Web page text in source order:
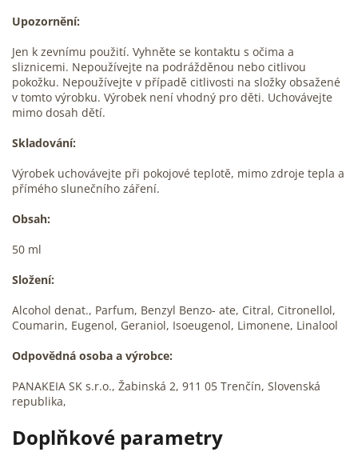
Upozornění:
Jen k zevnímu použití. Vyhněte se kontaktu s očima a
sliznicemi. Nepoužívejte na podrážděnou nebo citlivou
pokožku. Nepoužívejte v případě citlivosti na složky obsažené
v tomto výrobku. Výrobek není vhodný pro děti. Uchovávejte
mimo dosah dětí.
Skladování:
Výrobek uchovávejte při pokojové teplotě, mimo zdroje tepla a
přímého slunečního záření.
Obsah:
50 ml
Složení:
Alcohol denat., Parfum, Benzyl Benzo- ate, Citral, Citronellol,
Coumarin, Eugenol, Geraniol, Isoeugenol, Limonene, Linalool
Odpovědná osoba a výrobce:
PANAKEIA SK s.r.o., Žabinská 2, 911 05 Trenčín, Slovenská
republika,
Doplňkové parametry